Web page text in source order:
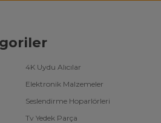
4K Uydu Alıcılar
Elektronik Malzemeler
Seslendirme Hoparlörleri
Tv Yedek Parça